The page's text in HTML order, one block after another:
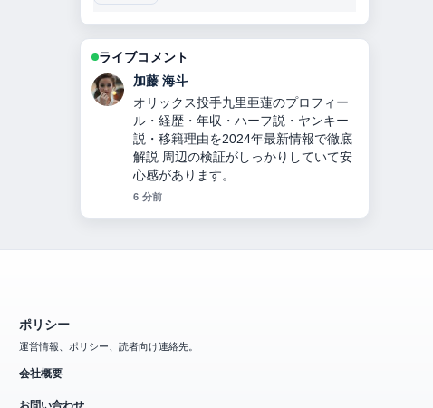
ライブコメント
高橋 蓮
【2026年】大友愛の現在の夫秋本啓
之、離婚理由、子供の難病、娘の苗字
違いを家族構成も含め徹底解説！ の整
理がとても分かりやすいです。今日の
中でも特に読みやすいです。
8 分前
ポリシー
運営情報、ポリシー、読者向け連絡先。
会社概要
お問い合わせ